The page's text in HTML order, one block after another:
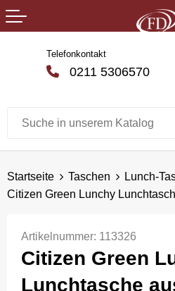
Telefonkontakt
0211 5306570
Startseite Taschen
Lunch-
Citizen Green Lunchy
Artikelnummer: 113326
Citizen Green
Lunchtasche